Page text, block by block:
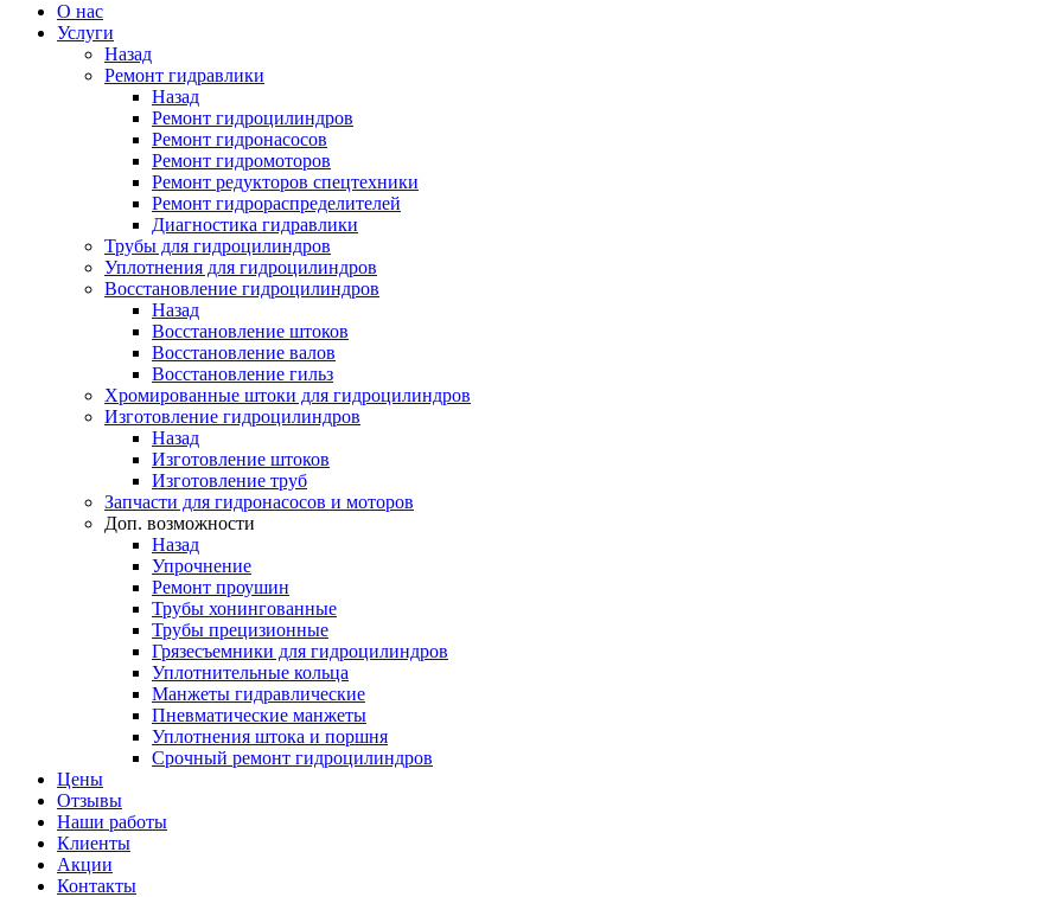
О нас
Услуги
Назад
Ремонт гидравлики
Назад
Ремонт гидроцилиндров
Ремонт гидронасосов
Ремонт гидромоторов
Ремонт редукторов спецтехники
Ремонт гидрораспределителей
Диагностика гидравлики
Трубы для гидроцилиндров
Уплотнения для гидроцилиндров
Восстановление гидроцилиндров
Назад
Восстановление штоков
Восстановление валов
Восстановление гильз
Хромированные штоки для гидроцилиндров
Изготовление гидроцилиндров
Назад
Изготовление штоков
Изготовление труб
Запчасти для гидронасосов и моторов
Доп. возможности
Назад
Упрочнение
Ремонт проушин
Трубы хонингованные
Трубы прецизионные
Грязесъемники для гидроцилиндров
Уплотнительные кольца
Манжеты гидравлические
Пневматические манжеты
Уплотнения штока и поршня
Срочный ремонт гидроцилиндров
Цены
Отзывы
Наши работы
Клиенты
Акции
Контакты